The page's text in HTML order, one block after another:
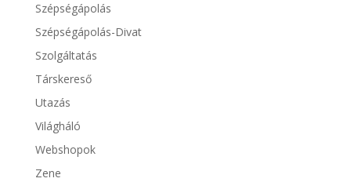
Szépségápolás
Szépségápolás-Divat
Szolgáltatás
Társkereső
Utazás
Világháló
Webshopok
Zene